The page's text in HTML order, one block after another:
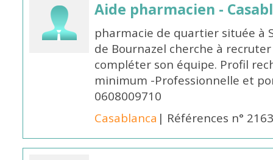
Aide pharmacien -
pharmacie de quartier située à
de Bournazel cherche à
compléter son équipe. Profil
minimum -Professionnelle et
0608009710
Casablanca | Références n°